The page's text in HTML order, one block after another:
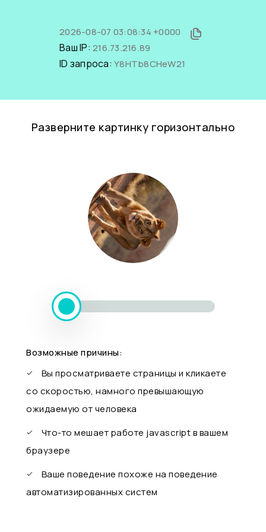
2026-08-07 03:08:34 +0000
Ваш IP: 216.73.216.89
ID запроса: Y8HTb8CHeW21
Разверните картинку горизонтально
Возможные причины:
Вы просматриваете страницы и кликаете
со скоростью, намного превышающую
ожидаемую от человека
Что-то мешает работе javascript в вашем
браузере
Ваше поведение похоже на поведение
автоматизированных систем